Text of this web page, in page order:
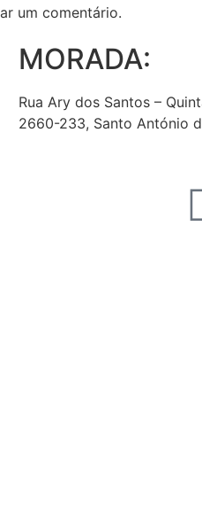
um comentário.
MORADA:
Rua Ary dos Santos –
2660-233, Santo António